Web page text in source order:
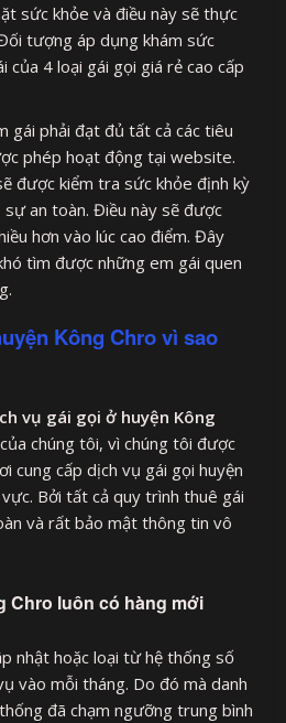
sức khỏe và điều này sẽ thực
tượng áp dụng khám sức
của 4 loại gái gọi giá rẻ cao cấp
gái phải đạt đủ tất cả các tiêu
phép hoạt động tại website.
được kiểm tra sức khỏe định kỳ
an toàn. Điều này sẽ được
hơn vào lúc cao điểm. Đây
tìm được những em gái quen
Kông Chro vì sao
vụ gái gọi ở huyện Kông
chúng tôi, vì chúng tôi được
cung cấp dịch vụ gái gọi huyện
Bởi tất cả quy trình thuê gái
và rất bảo mật thông tin vô
Chro luôn có hàng mới
nhật hoặc loại từ hệ thống số
vào mỗi tháng. Do đó mà danh
đã chạm ngưỡng trung bình